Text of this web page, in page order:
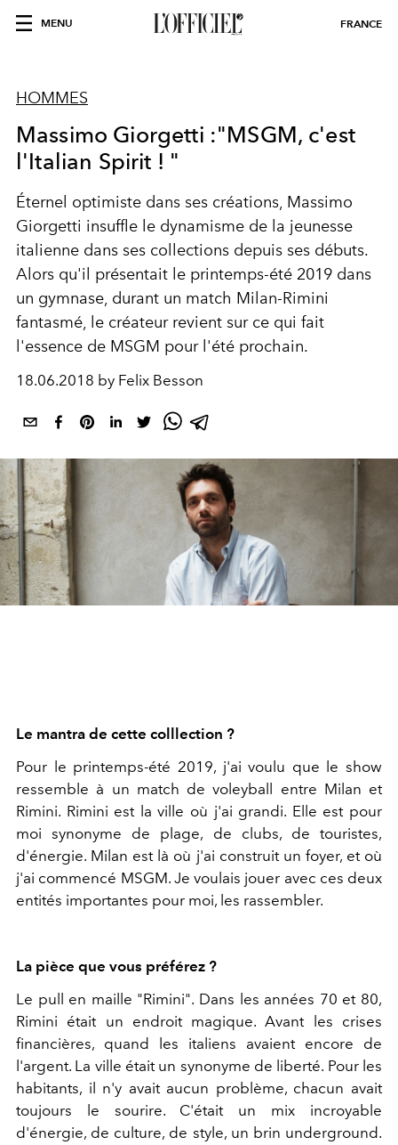
MENU FRANCE
HOMMES
Massimo Giorgetti :"MSGM, c'est
l'Italian Spirit ! "
Éternel optimiste dans ses créations, Massimo
Giorgetti insuffle le dynamisme de la jeunesse
italienne dans ses collections depuis ses débuts.
Alors qu'il présentait le printemps-été 2019 dans
un gymnase, durant un match Milan-Rimini
fantasmé, le créateur revient sur ce qui fait
l'essence de MSGM pour l'été prochain.
18.06.2018 by Felix Besson
Le mantra de cette colllection ?
Pour le printemps-été 2019, j'ai voulu que le show
ressemble à un match de voleyball entre Milan et
Rimini. Rimini est la ville où j'ai grandi. Elle est pour
moi synonyme de plage, de clubs, de touristes,
d'énergie. Milan est là où j'ai construit un foyer, et où
j'ai commencé MSGM. Je voulais jouer avec ces deux
entités importantes pour moi, les rassembler.
La pièce que vous préférez ?
Le pull en maille "Rimini". Dans les années 70 et 80,
Rimini était un endroit magique. Avant les crises
financières, quand les italiens avaient encore de
l'argent. La ville était un synonyme de liberté. Pour les
habitants, il n'y avait aucun problème, chacun avait
toujours le sourire. C'était un mix incroyable
d'énergie, de culture, de style, un brin underground.